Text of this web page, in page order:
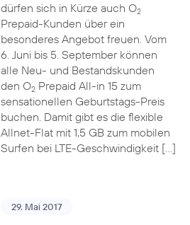
dürfen sich in Kürze auch O2
Prepaid-Kunden über ein
besonderes Angebot freuen. Vom
6. Juni bis 5. September können
alle Neu- und Bestandskunden
den O2Prepaid All-in 15 zum
sensationellen Geburtstags-Preis
buchen. Damit gibt es die flexible
Allnet-Flat mit 1,5 GB zum mobilen
Surfen bei LTE-Geschwindigkeit […]
29. Mai 2017